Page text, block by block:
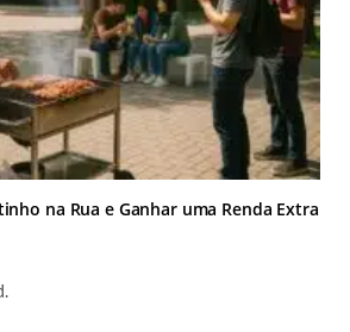
na Rua e Ganhar uma Renda Extra